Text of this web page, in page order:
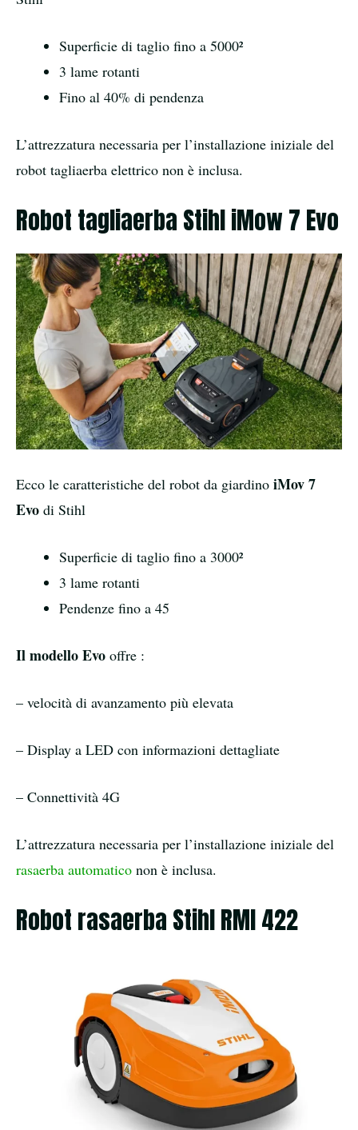
Superficie di taglio fino a 5000²
3 lame rotanti
Fino al 40% di pendenza
L’attrezzatura necessaria per l’installazione iniziale del
robot tagliaerba elettrico non è inclusa.
Robot tagliaerba Stihl iMow 7 Evo
Ecco le caratteristiche del robot da giardino iMov 7
Evo di Stihl
Superficie di taglio fino a 3000²
3 lame rotanti
Pendenze fino a 45
Il modello Evo offre :
– velocità di avanzamento più elevata
– Display a LED con informazioni dettagliate
– Connettività 4G
L’attrezzatura necessaria per l’installazione iniziale del
rasaerba automatico non è inclusa.
Robot rasaerba Stihl RMI 422